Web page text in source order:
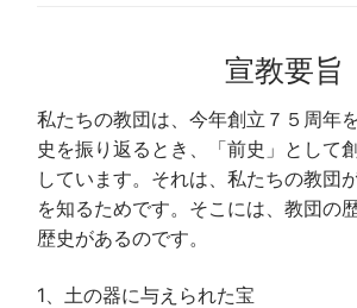
宣教要旨
私たちの教団は、今年創立７５周年
史を振り返るとき、「前史」として
しています。それは、私たちの教団
を知るためです。そこには、教団の
歴史があるのです。
1、土の器に与えられた宝